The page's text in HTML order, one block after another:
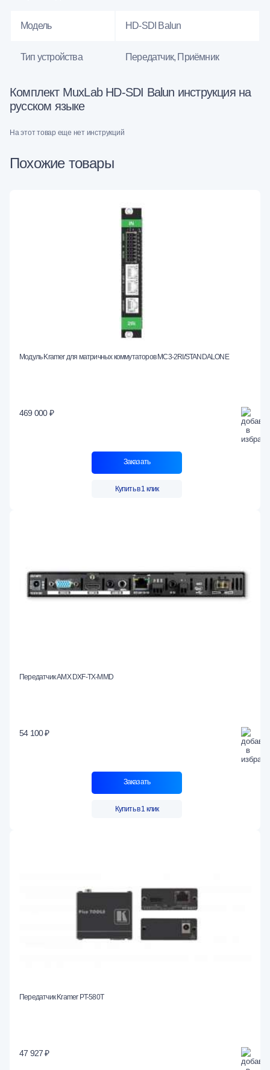
Модель HD-SDI Balun
Тип устройства Передатчик, Приёмник
Комплект MuxLab HD-SDI Balun инструкция на
русском языке
На этот товар еще нет инструкций
Похожие товары
Модуль Kramer для матричных коммутаторов MC3-2RI/STANDALONE
469 000 ₽
Заказать
Купить в 1 клик
Передатчик AMX DXF-TX-MMD
54 100 ₽
Заказать
Купить в 1 клик
Передатчик Kramer PT-580T
47 927 ₽